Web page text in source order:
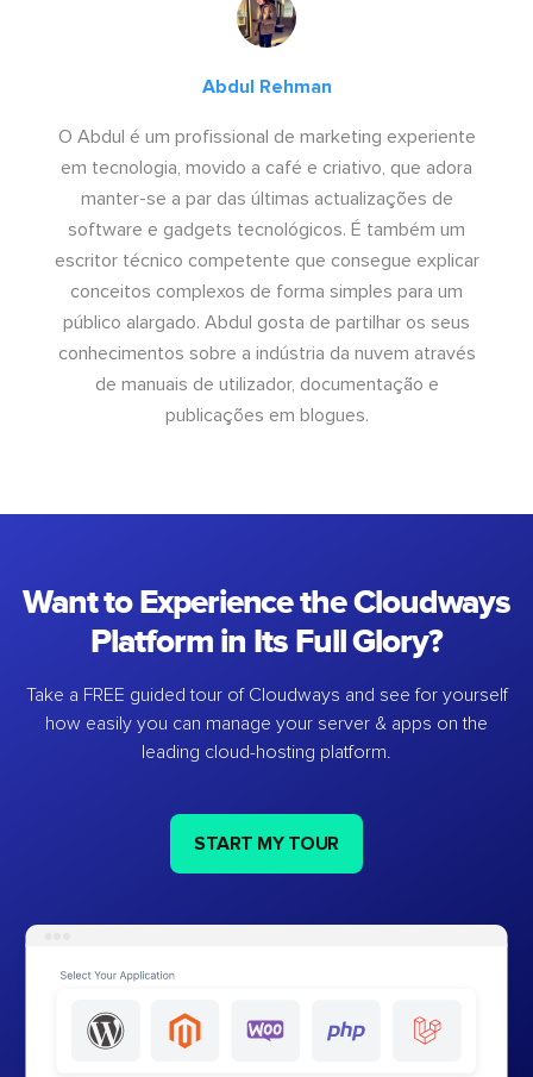
Abdul Rehman
O Abdul é um profissional de marketing experiente
em tecnologia, movido a café e criativo, que adora
manter-se a par das últimas actualizações de
software e gadgets tecnológicos. É também um
escritor técnico competente que consegue explicar
conceitos complexos de forma simples para um
público alargado. Abdul gosta de partilhar os seus
conhecimentos sobre a indústria da nuvem através
de manuais de utilizador, documentação e
publicações em blogues.
Want to Experience the Cloudways
Platform in Its Full Glory?
Take a FREE guided tour of Cloudways and see for yourself
how easily you can manage your server & apps on the
leading cloud-hosting platform.
START MY TOUR